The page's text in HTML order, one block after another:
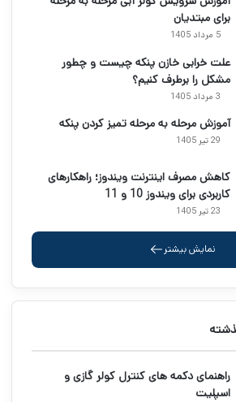
برای مبتدیان
5 مرداد 1405
علت خرابی خازن پنکه چیست و چطور
مشکل را برطرف کنیم؟
3 مرداد 1405
آموزش مرحله به مرحله تمیز کردن پنکه
29 تیر 1405
کاهش مصرف اینترنت ویندوز؛ راهکارهای
کاربردی برای ویندوز 10 و 11
23 تیر 1405
نمایش بیشتر
راهنمای دکمه های کنترل کولر گازی و
اسپلیت